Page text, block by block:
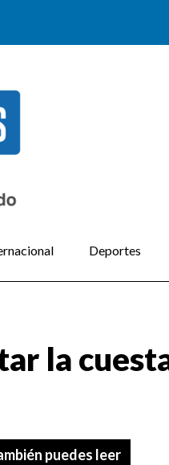
Deportes
la
puedes leer